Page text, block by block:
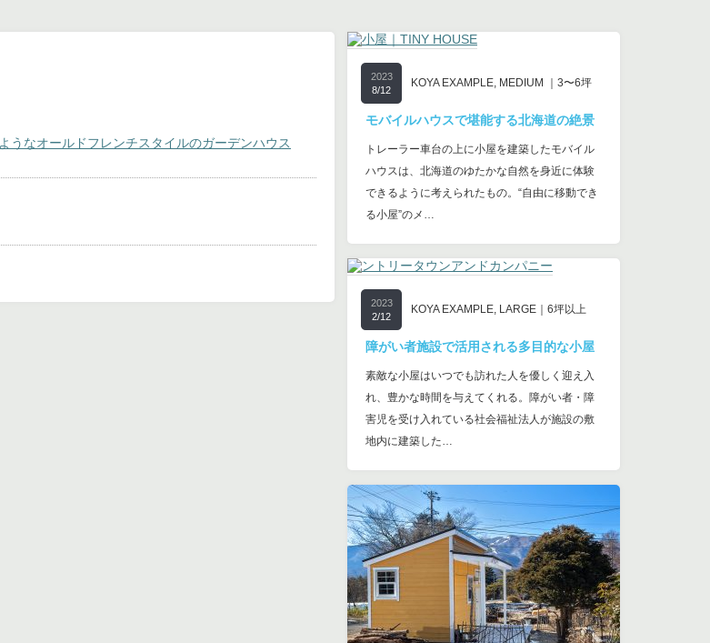
2023
8/12
KOYA EXAMPLE, MEDIUM ｜3〜6坪
モバイルハウスで堪能する北海道の絶景
トレーラー車台の上に小屋を建築したモバイル
ハウスは、北海道のゆたかな自然を身近に体験
できるように考えられたもの。“自由に移動でき
る小屋”のメ…
2023
2/12
KOYA EXAMPLE, LARGE｜6坪以上
障がい者施設で活用される多目的な小屋
素敵な小屋はいつでも訪れた人を優しく迎え入
れ、豊かな時間を与えてくれる。障がい者・障
害児を受け入れている社会福祉法人が施設の敷
地内に建築した…